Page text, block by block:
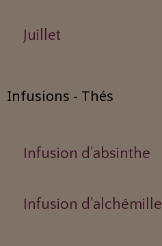
Juillet
Infusions - Thés
Infusion d'absinthe
Infusion d'alchémille